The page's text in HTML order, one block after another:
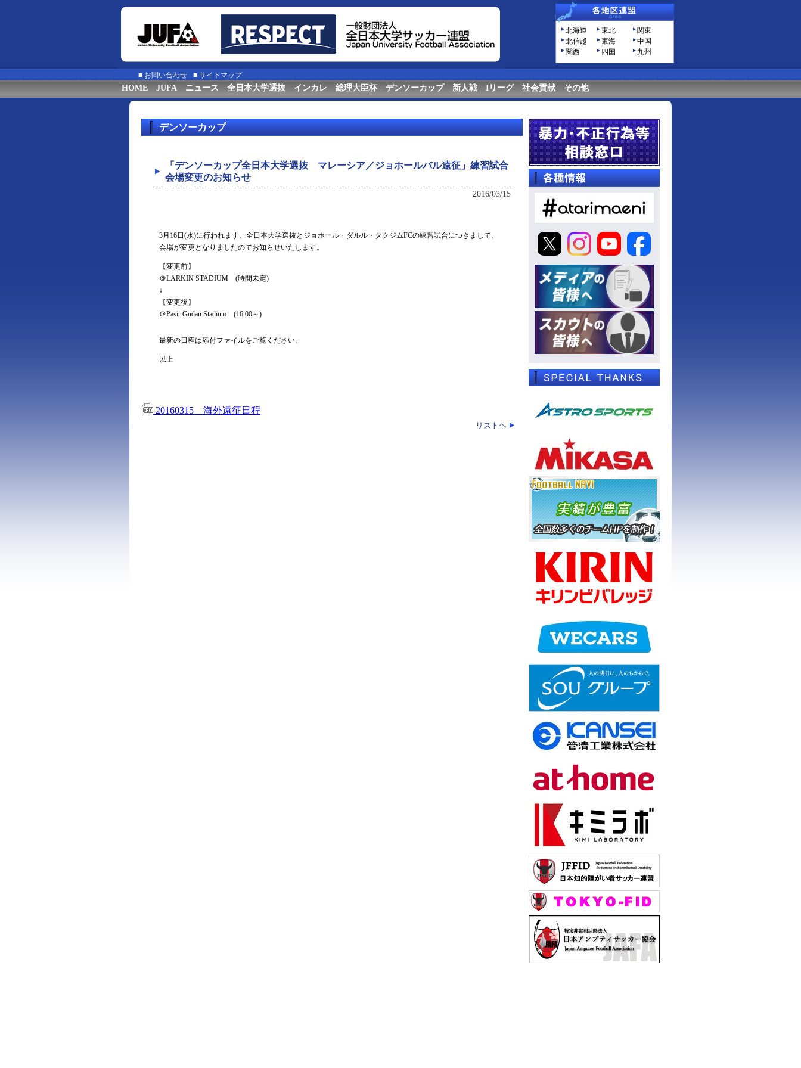
北海道 東北
関東
北信越
東海
中国
関西
四国 九州
■ お問い合わせ ■ サイトマップ
HOME JUFA ニュース 全日本大学選抜 インカレ 総理大臣杯 デンソーカップ 新人戦 Iリーグ 社会貢献 その他
デンソーカップ
「デンソーカップ全日本大学選抜 マレーシア／ジョホールバル遠征」練習試合
会場変更のお知らせ
2016/03/15
3月16日(水)に行われます、全日本大学選抜とジョホール・ダルル・タクジムFCの練習試合につきまして、
会場が変更となりましたのでお知らせいたします。
【変更前】
＠LARKIN STADIUM (時間未定)
↓
【変更後】
＠Pasir Gudan Stadium (16:00～)
最新の日程は添付ファイルをご覧ください。
以上
20160315 海外遠征日程
リストヘ